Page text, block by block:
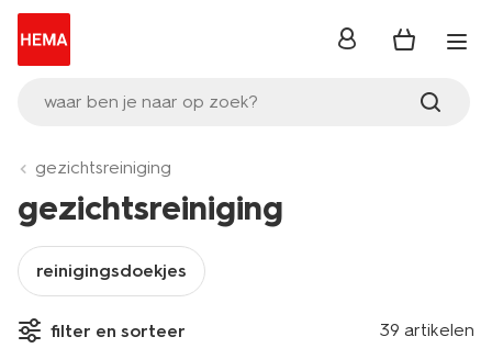
waar ben je naar op zoek?
inloggen
gezichtsreiniging
gezichtsreiniging
reinigingsdoekjes
filter en sorteer 39 artikelen